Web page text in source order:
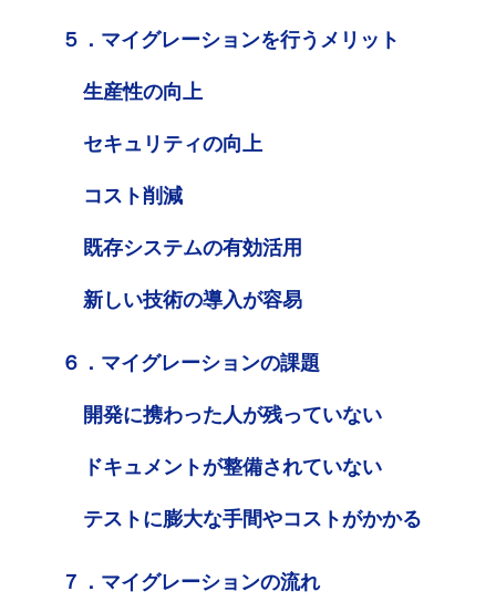
５．マイグレーションを行うメリット
生産性の向上
セキュリティの向上
コスト削減
既存システムの有効活用
新しい技術の導入が容易
６．マイグレーションの課題
開発に携わった人が残っていない
ドキュメントが整備されていない
テストに膨大な手間やコストがかかる
７．マイグレーションの流れ